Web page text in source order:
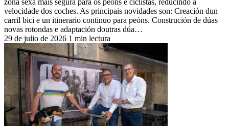
velocidade dos coches. As principais novidades son: Creación dun
carril bici e un itinerario continuo para peóns. Construción de dúas
novas rotondas e adaptación doutras dúa…
29 de julio de 2026 1 min lectura